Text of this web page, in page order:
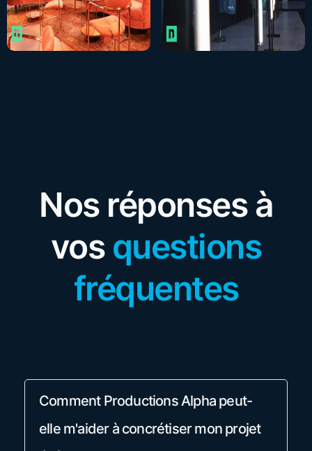
Nos réponses à
vos questions
fréquentes
Comment Productions Alpha peut-
elle m'aider à concrétiser mon projet